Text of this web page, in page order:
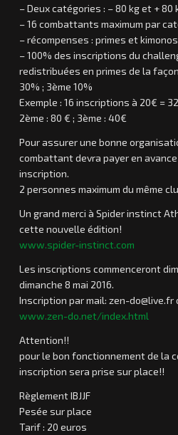
– Deux catégories : – 80 kg et + 80
– 16 combattants maximum par
– récompenses : primes et kimonos
– 100% des inscriptions du
redistribuées en primes de la
30% ; 3ème 10%
Exemple : 16 inscriptions à 20€ =
2ème : 80 € ; 3ème : 40€
Pour assurer une bonne
combattant devra payer en
inscription.
2 personnes maximum du même
Un grand merci à Spider instinct
cette nouvelle édition!
www.spider-instinct.com
Les inscriptions commenceront
dimanche 8 mai 2016.
Inscription par mail: zen-do@live.fr
www.zen-do.net/index.html
Attention!!
pour le bon fonctionnement de la
inscription sera prise sur place!!
Règlement IBJJF
Pesée sur place
Tarif : 20 euros